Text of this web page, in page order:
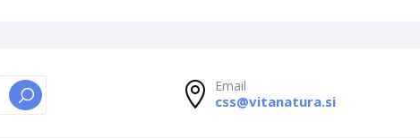
ISKANJE
Email
css@vitanatura.si